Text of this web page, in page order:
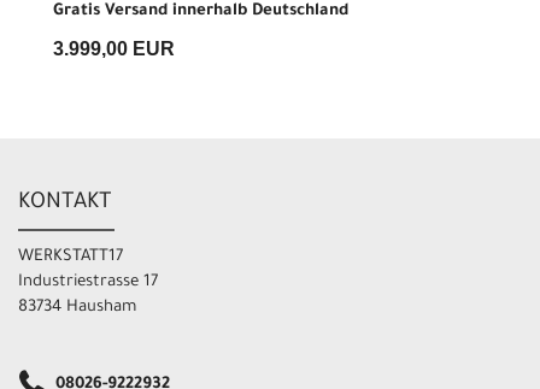
Gratis Versand innerhalb Deutschland
3.999,00 EUR
KONTAKT
WERKSTATT17
Industriestrasse 17
83734 Hausham
08026-9222932